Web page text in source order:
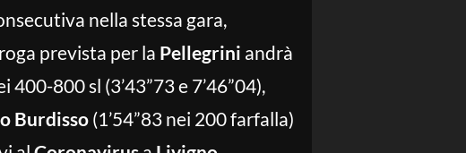
nella stessa gara,
prevista per la Pellegrini andrà
400-800 sl (3’43”73 e 7’46”04),
Burdisso (1’54”83 nei 200 farfalla)